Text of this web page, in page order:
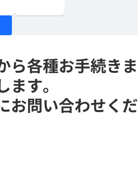
ら各種お手続きま
す。
お問い合わせくだ